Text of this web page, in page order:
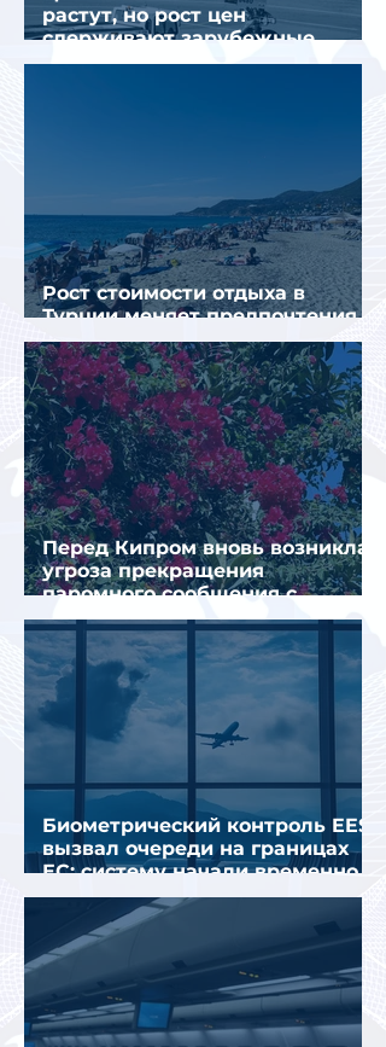
растут, но рост цен
сдерживают зарубежные
конкуренты
Рост стоимости отдыха в
Турции меняет предпочтения
туристов
Перед Кипром вновь возникла
угроза прекращения
паромного сообщения с
Грецией
Биометрический контроль EES
вызвал очереди на границах
ЕС: систему начали временно
отключать